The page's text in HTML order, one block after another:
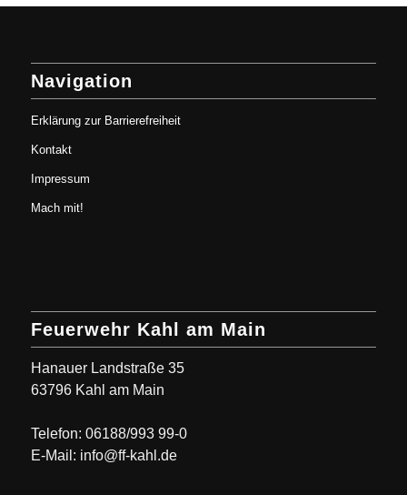
Navigation
Erklärung zur Barrierefreiheit
Kontakt
Impressum
Mach mit!
Feuerwehr Kahl am Main
Hanauer Landstraße 35
63796 Kahl am Main
Telefon: 06188/993 99-0
E-Mail: info@ff-kahl.de